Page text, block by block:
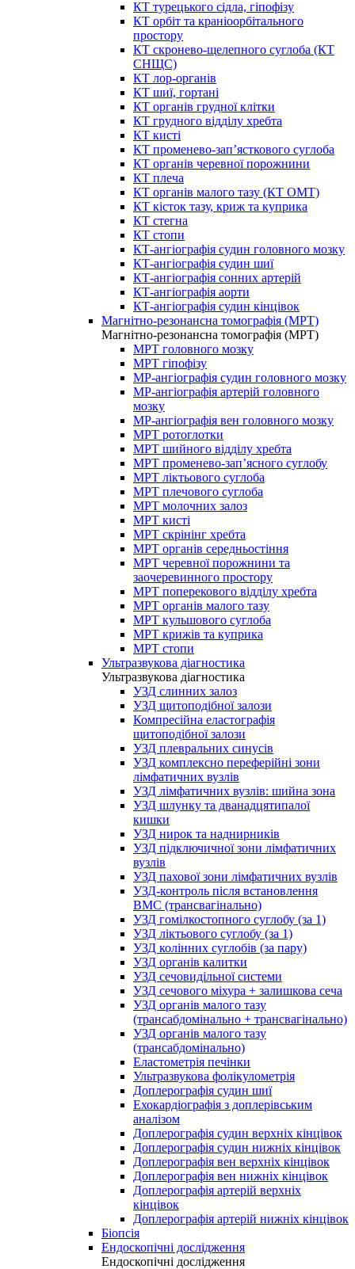
КТ турецького сідла, гіпофізу
КТ орбіт та краніоорбітального
простору
КТ скронево-щелепного суглоба (КТ
СНЩС)
КТ лор-органів
КТ шиї, гортані
КТ органів грудної клітки
КТ грудного відділу хребта
КТ кисті
КТ променево-зап’ясткового суглоба
КТ органів черевної порожнини
КТ плеча
КТ органів малого тазу (КТ ОМТ)
КТ кісток тазу, криж та куприка
КТ стегна
КТ стопи
КТ-ангіографія судин головного мозку
КТ-ангіографія судин шиї
КТ-ангіографія сонних артерій
КТ-ангіографія аорти
КТ-ангіографія судин кінцівок
Магнітно-резонансна томографія (МРТ)
Магнітно-резонансна томографія (МРТ)
МРТ головного мозку
МРТ гіпофізу
МР-ангіографія судин головного мозку
МР-ангіографія артерій головного
мозку
МР-ангіографія вен головного мозку
МРТ ротоглотки
МРТ шийного відділу хребта
МРТ променево-зап’ясного суглобу
МРТ ліктьового суглоба
МРТ плечового суглоба
МРТ молочних залоз
МРТ кисті
МРТ скрінінг хребта
МРТ органів середньостіння
МРТ черевної порожнини та
заочеревинного простору
МРТ поперекового відділу хребта
МРТ органів малого тазу
МРТ кульшового суглоба
МРТ крижів та куприка
МРТ стопи
Ультразвукова діагностика
Ультразвукова діагностика
УЗД слинних залоз
УЗД щитоподібної залози
Компресійна еластографія
щитоподібної залози
УЗД плевральних синусів
УЗД комплексно переферійні зони
лімфатичних вузлів
УЗД лімфатичних вузлів: шийна зона
УЗД шлунку та дванадцятипалої
кишки
УЗД нирок та наднирників
УЗД підключичної зони лімфатичних
вузлів
УЗД пахової зони лімфатичних вузлів
УЗД-контроль після встановлення
ВМС (трансвагінально)
УЗД гомілкостопного суглобу (за 1)
УЗД ліктьового суглобу (за 1)
УЗД колінних суглобів (за пару)
УЗД органів калитки
УЗД сечовидільної системи
УЗД сечового міхура + залишкова сеча
УЗД органів малого тазу
(трансабдомінально + трансвагінально)
УЗД органів малого тазу
(трансабдомінально)
Еластометрія печінки
Ультразвукова фолікулометрія
Доплерографія судин шиї
Ехокардіографія з доплерівським
аналізом
Доплерографія судин верхніх кінцівок
Доплерографія судин нижніх кінцівок
Доплерографія вен верхніх кінцівок
Доплерографія вен нижніх кінцівок
Доплерографія артерій верхніх
кінцівок
Доплерографія артерій нижніх кінцівок
Біопсія
Ендоскопічні дослідження
Ендоскопічні дослідження